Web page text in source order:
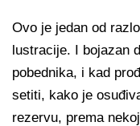
Ovo je jedan od
lustracije. I bojazan
pobednika, i kad
setiti, kako je
rezervu, prema